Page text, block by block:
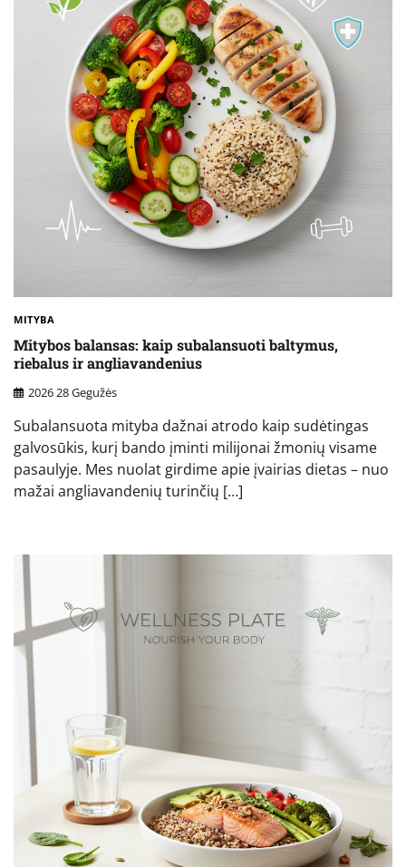
MITYBA
Mitybos balansas: kaip subalansuoti baltymus,
riebalus ir angliavandenius
2026 28 Gegužės
Subalansuota mityba dažnai atrodo kaip sudėtingas
galvosūkis, kurį bando įminti milijonai žmonių visame
pasaulyje. Mes nuolat girdime apie įvairias dietas – nuo
mažai angliavandenių turinčių […]